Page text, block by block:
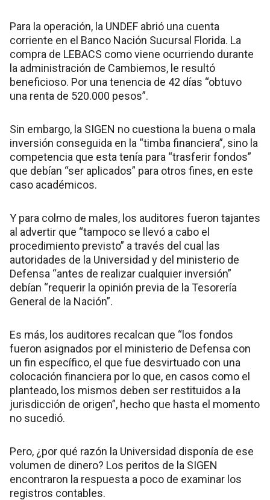
Para la operación, la UNDEF abrió una cuenta
corriente en el Banco Nación Sucursal Florida. La
compra de LEBACS como viene ocurriendo durante
la administración de Cambiemos, le resultó
beneficioso. Por una tenencia de 42 días “obtuvo
una renta de 520.000 pesos”.
Sin embargo, la SIGEN no cuestiona la buena o mala
inversión conseguida en la “timba financiera”, sino la
competencia que esta tenía para “trasferir fondos”
que debían “ser aplicados” para otros fines, en este
caso académicos.
Y para colmo de males, los auditores fueron tajantes
al advertir que “tampoco se llevó a cabo el
procedimiento previsto” a través del cual las
autoridades de la Universidad y del ministerio de
Defensa “antes de realizar cualquier inversión”
debían “requerir la opinión previa de la Tesorería
General de la Nación”.
Es más, los auditores recalcan que “los fondos
fueron asignados por el ministerio de Defensa con
un fin específico, el que fue desvirtuado con una
colocación financiera por lo que, en casos como el
planteado, los mismos deben ser restituidos a la
jurisdicción de origen”, hecho que hasta el momento
no sucedió.
Pero, ¿por qué razón la Universidad disponía de ese
volumen de dinero? Los peritos de la SIGEN
encontraron la respuesta a poco de examinar los
registros contables.